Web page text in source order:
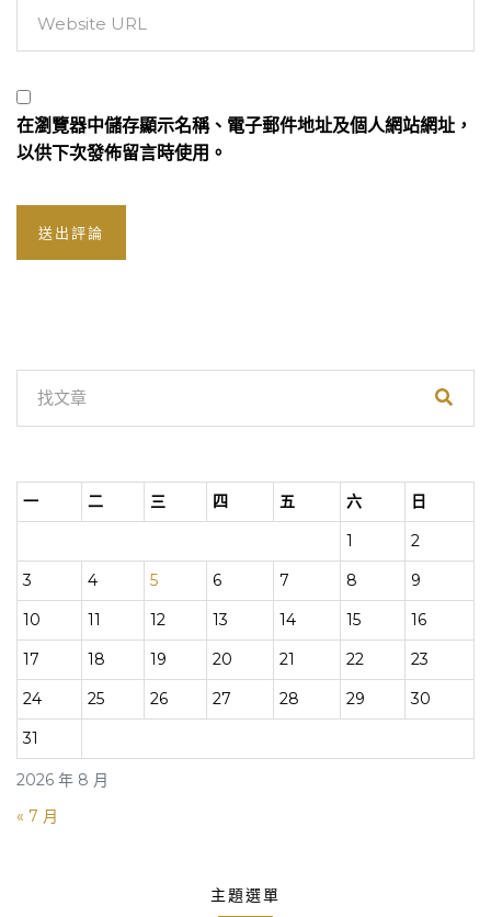
在瀏覽器中儲存顯示名稱、電子郵件地址及個人網站網址，
以供下次發佈留言時使用。
2026 年 8 月
一 二 三 四 五 六
日
1
2
3
4 5 6 7 8
9
10
11 12 13 14 15
16
17
18 19 20 21 22
23
24
25 26 27 28 29
30
31
« 7 月
主題選單